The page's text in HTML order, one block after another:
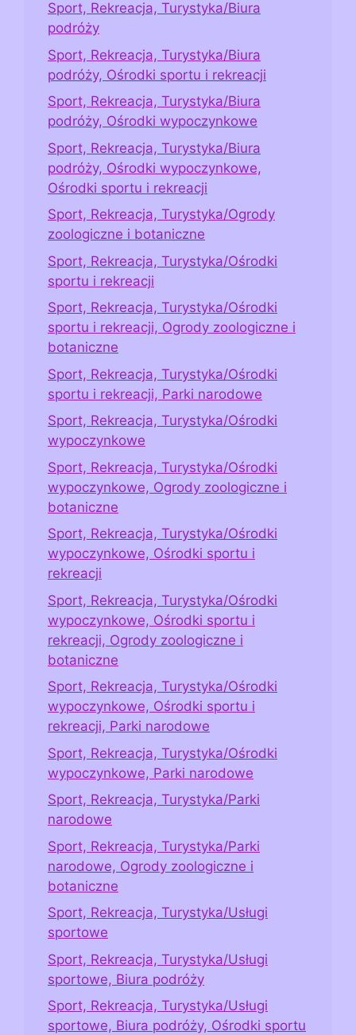
Sport, Rekreacja, Turystyka/Biura
podróży
Sport, Rekreacja, Turystyka/Biura
podróży, Ośrodki sportu i rekreacji
Sport, Rekreacja, Turystyka/Biura
podróży, Ośrodki wypoczynkowe
Sport, Rekreacja, Turystyka/Biura
podróży, Ośrodki wypoczynkowe,
Ośrodki sportu i rekreacji
Sport, Rekreacja, Turystyka/Ogrody
zoologiczne i botaniczne
Sport, Rekreacja, Turystyka/Ośrodki
sportu i rekreacji
Sport, Rekreacja, Turystyka/Ośrodki
sportu i rekreacji, Ogrody zoologiczne i
botaniczne
Sport, Rekreacja, Turystyka/Ośrodki
sportu i rekreacji, Parki narodowe
Sport, Rekreacja, Turystyka/Ośrodki
wypoczynkowe
Sport, Rekreacja, Turystyka/Ośrodki
wypoczynkowe, Ogrody zoologiczne i
botaniczne
Sport, Rekreacja, Turystyka/Ośrodki
wypoczynkowe, Ośrodki sportu i
rekreacji
Sport, Rekreacja, Turystyka/Ośrodki
wypoczynkowe, Ośrodki sportu i
rekreacji, Ogrody zoologiczne i
botaniczne
Sport, Rekreacja, Turystyka/Ośrodki
wypoczynkowe, Ośrodki sportu i
rekreacji, Parki narodowe
Sport, Rekreacja, Turystyka/Ośrodki
wypoczynkowe, Parki narodowe
Sport, Rekreacja, Turystyka/Parki
narodowe
Sport, Rekreacja, Turystyka/Parki
narodowe, Ogrody zoologiczne i
botaniczne
Sport, Rekreacja, Turystyka/Usługi
sportowe
Sport, Rekreacja, Turystyka/Usługi
sportowe, Biura podróży
Sport, Rekreacja, Turystyka/Usługi
sportowe, Biura podróży, Ośrodki sportu